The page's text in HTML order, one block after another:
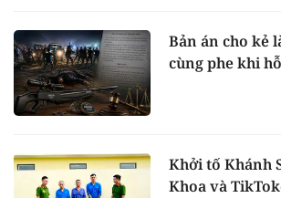
Bản án cho kẻ
cùng phe khi
Khởi tố Khánh
Khoa và